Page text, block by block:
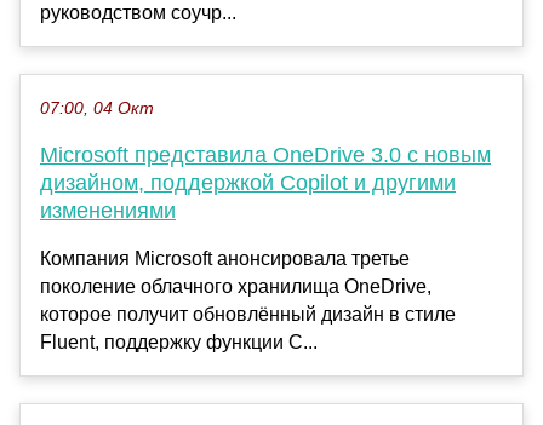
руководством соучр...
07:00, 04 Окт
Microsoft представила OneDrive 3.0 с новым
дизайном, поддержкой Copilot и другими
изменениями
Компания Microsoft анонсировала третье
поколение облачного хранилища OneDrive,
которое получит обновлённый дизайн в стиле
Fluent, поддержку функции C...